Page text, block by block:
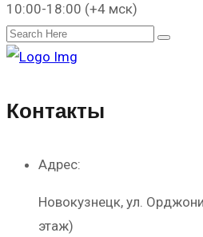
10:00-18:00 (+4 мск)
Поиск
Контакты
Адрес:
Новокузнецк, ул.
этаж)